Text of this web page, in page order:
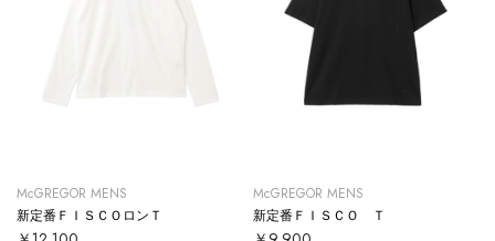
McGREGOR MENS
新定番ＦＩＳＣＯロンＴ
McGREGOR MENS
新定番ＦＩＳＣＯ Ｔ